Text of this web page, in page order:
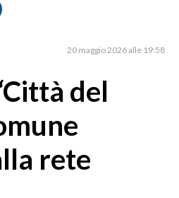
20 maggio 2026 alle 19:58
del
rete